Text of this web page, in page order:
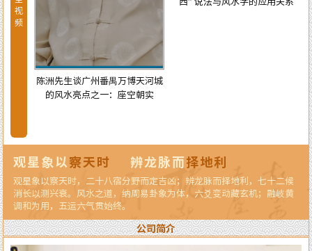
视
频
河城
实
观星象以察天时 辨龙脉而择地利
观星象以察天时，二十八宿分野而定吉凶；辨龙脉而择地利，七十二候
消长以测兴衰。风水之道，纳周易卦象为体，六爻变动藏玄机；融岐黄
调和为用，五运六气贯始终。
公司简介